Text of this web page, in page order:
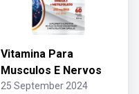
Vitamina Para
Musculos E Nervos
25 September 2024